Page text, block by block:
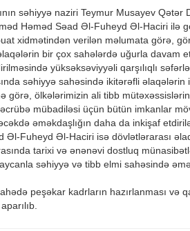
səhiyyə naziri Teymur Musayev
Həməd Səad Əl-Fuheyd Əl-Haciri ilə
xidmətindən verilən məlumata görə,
bir çox sahələrdə uğurla davam
yüksəksəviyyəli qarşılıqlı
səhiyyə sahəsində ikitərəfli əlaqələrin
görə, ölkələrimizin ali tibb
mübadiləsi üçün bütün imkanlar
əməkdaşlığın daha da inkişaf
Əl-Fuheyd Əl-Haciri isə dövlətlərarası
tarixi və ənənəvi dostluq
səhiyyə və tibb elmi sahəsində
peşəkar kadrların hazırlanması və